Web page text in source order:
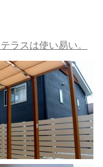
ラスは使い易い。